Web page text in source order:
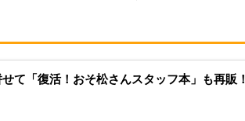
て「復活！おそ松さんスタッフ本」も再販！